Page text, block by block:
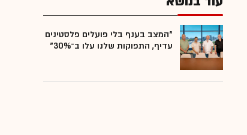
"המצב בענף בלי פועלים פלסטינים
עדיף, התפוקות שלנו עלו ב־30%"